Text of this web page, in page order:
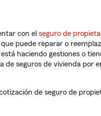
con el seguro de
puede reparar o
haciendo gestiones o
de seguros de vivienda por
de seguro de